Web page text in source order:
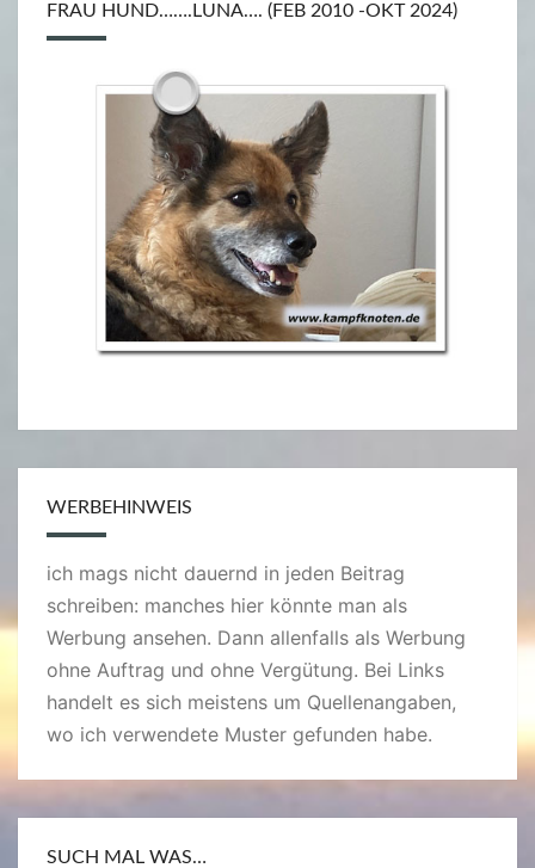
FRAU HUND…….LUNA…. (FEB 2010 -OKT 2024)
WERBEHINWEIS
ich mags nicht dauernd in jeden Beitrag
schreiben: manches hier könnte man als
Werbung ansehen. Dann allenfalls als Werbung
ohne Auftrag und ohne Vergütung. Bei Links
handelt es sich meistens um Quellenangaben,
wo ich verwendete Muster gefunden habe.
SUCH MAL WAS…